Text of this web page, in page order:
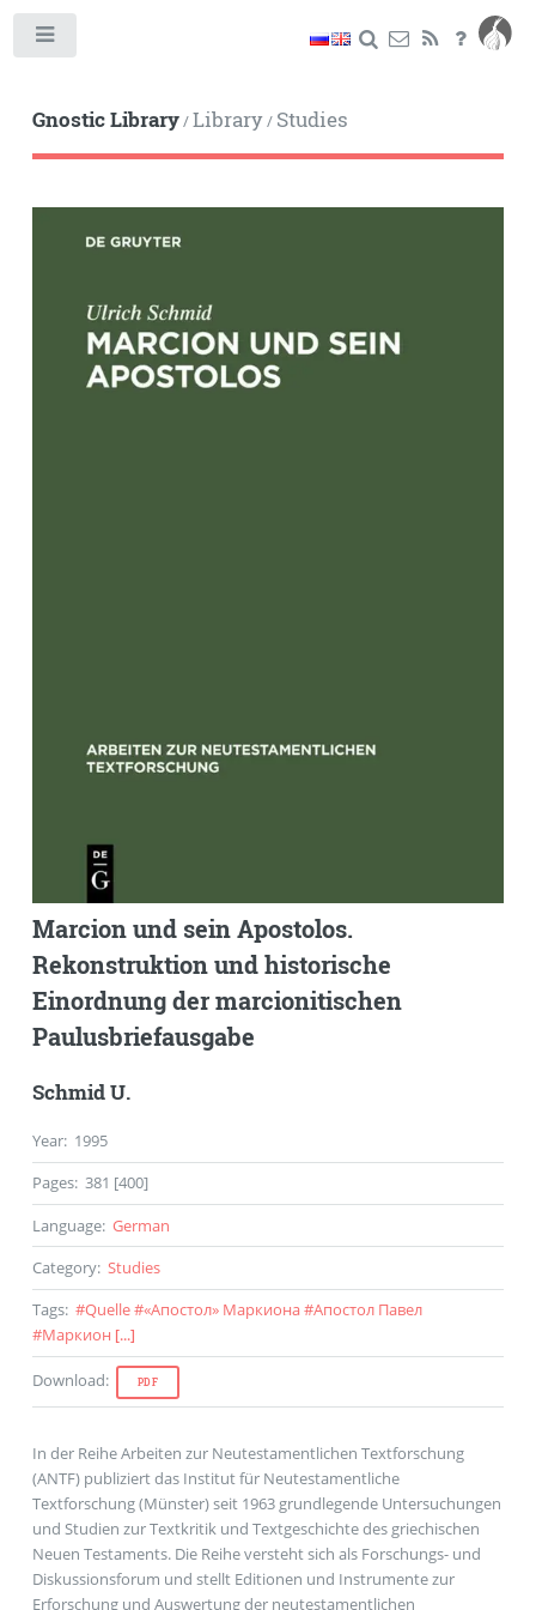
Gnostic Library/Library/ Studies
Marcion und sein Apostolos.
Rekonstruktion und historische
Einordnung der marcionitischen
Paulusbriefausgabe
Schmid U.
Year: 1995
Pages: 381 [400]
Language: German
Category: Studies
Tags: #Quelle#«Апостол» Маркиона#Апостол Павел
#Маркион [...]
Download: PDF
In der Reihe Arbeiten zur Neutestamentlichen Textforschung
(ANTF) publiziert das Institut für Neutestamentliche
Textforschung (Münster) seit 1963 grundlegende Untersuchungen
und Studien zur Textkritik und Textgeschichte des griechischen
Neuen Testaments. Die Reihe versteht sich als Forschungs- und
Diskussionsforum und stellt Editionen und Instrumente zur
Erforschung und Auswertung der neutestamentlichen